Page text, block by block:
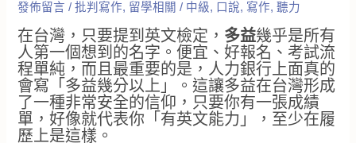
發佈留言 /批判寫作, 留學相關 / 中級, 口說, 寫作,聽力
在台灣，只要提到英文檢定， 多益幾乎是所有
人第一個想到的名字。便宜、好報名、考試流
程單純，而且最重要的是，人力銀行上面真的
會寫「多益幾分以上」。這讓多益在台灣形成
了一種非常安全的信仰，只要你有一張成績
單，好像就代表你「有英文能力」，至少在履
歷上是這樣。